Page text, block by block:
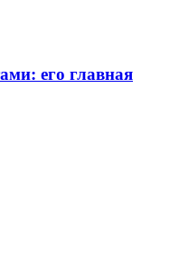
его главная